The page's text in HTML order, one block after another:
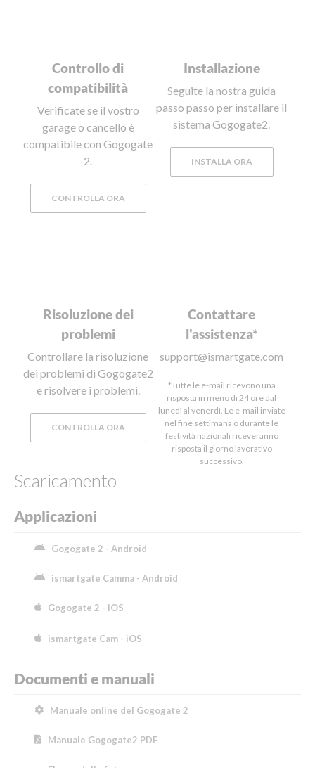
Controllo di
compatibilità
Verificate se il vostro
garage o cancello è
compatibile con Gogogate
2.
CONTROLLA ORA
Installazione
Seguite la nostra guida
passo passo per installare il
sistema Gogogate2.
INSTALLA ORA
Risoluzione dei
problemi
Controllare la risoluzione
dei problemi di Gogogate2
e risolvere i problemi.
CONTROLLA ORA
Contattare
l'assistenza*
support@ismartgate.com
*Tutte le e-mail ricevono una
risposta in meno di 24 ore dal
lunedì al venerdì. Le e-mail inviate
nel fine settimana o durante le
festività nazionali riceveranno
risposta il giorno lavorativo
successivo.
Scaricamento
Applicazioni
Gogogate 2 - Android
ismartgate Camma - Android
Gogogate 2 - iOS
ismartgate Cam - iOS
Documenti e manuali
Manuale online del Gogogate 2
Manuale Gogogate2 PDF